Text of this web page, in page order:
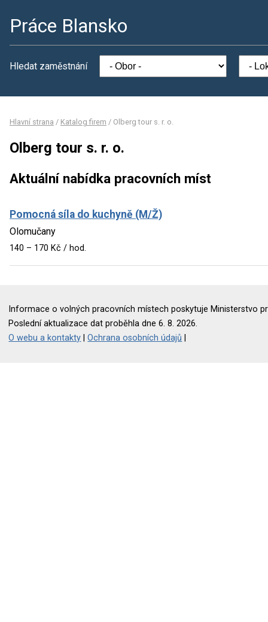
Práce Blansko
Hledat zaměstnání
Hlavní strana / Katalog firem / Olberg tour s. r. o.
Olberg tour s. r. o.
Aktuální nabídka pracovních míst
Pomocná síla do kuchyně (M/Ž)
Olomučany
140 – 170 Kč / hod.
Informace o volných pracovních místech poskytuje Ministerstvo
Poslední aktualizace dat proběhla dne 6. 8. 2026.
O webu a kontakty |Ochrana osobních údajů